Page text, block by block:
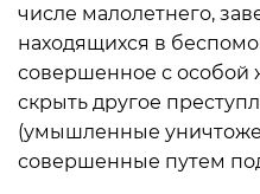
числе малолетнего,
находящихся в
совершенное с особой
скрыть другое
(умышленные
совершенные путем